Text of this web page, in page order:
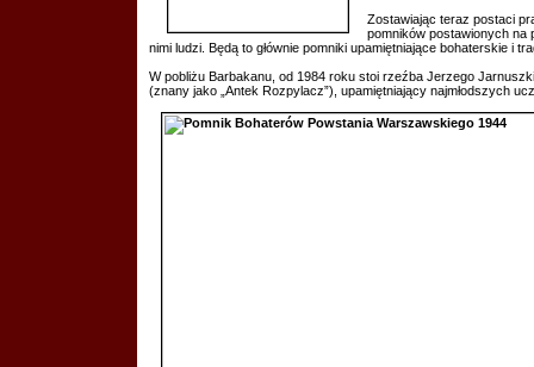
Zostawiając teraz postaci
pomników postawionych na
nimi ludzi. Będą to głównie pomniki upamiętniające bohaterskie i
W pobliżu Barbakanu, od 1984 roku stoi rzeźba Jerzego
(znany jako „Antek Rozpylacz”), upamiętniający najmłodszych